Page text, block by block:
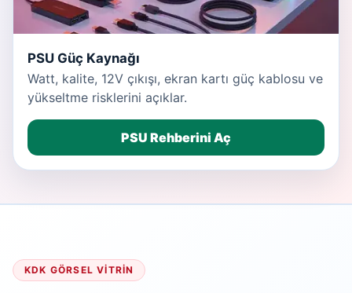
PSU Güç Kaynağı
Watt, kalite, 12V çıkışı, ekran kartı güç kablosu ve
yükseltme risklerini açıklar.
PSU Rehberini Aç
KDK GÖRSEL VITRIN